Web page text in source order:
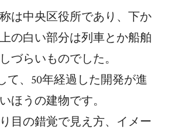
は中央区役所であり、下か
の白い部分は列車とか船舶
づらいものでした。
て、50年経過した開発が進
ほうの建物です。
目の錯覚で見え方、イメー